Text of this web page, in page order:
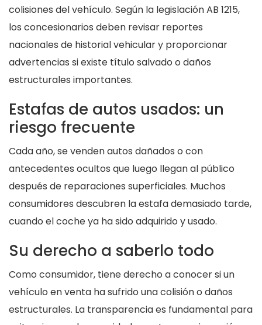
colisiones del vehículo. Según la legislación AB 1215,
los concesionarios deben revisar reportes
nacionales de historial vehicular y proporcionar
advertencias si existe título salvado o daños
estructurales importantes.
Estafas de autos usados: un
riesgo frecuente
Cada año, se venden autos dañados o con
antecedentes ocultos que luego llegan al público
después de reparaciones superficiales. Muchos
consumidores descubren la estafa demasiado tarde,
cuando el coche ya ha sido adquirido y usado.
Su derecho a saberlo todo
Como consumidor, tiene derecho a conocer si un
vehículo en venta ha sufrido una colisión o daños
estructurales. La transparencia es fundamental para